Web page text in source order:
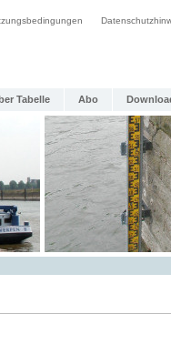
Tabelle Abo